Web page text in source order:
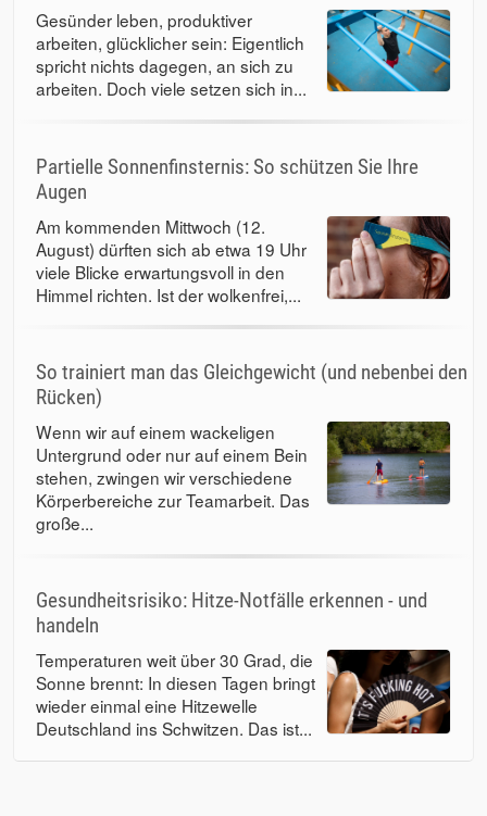
Gesünder leben, produktiver
arbeiten, glücklicher sein: Eigentlich
spricht nichts dagegen, an sich zu
arbeiten. Doch viele setzen sich in...
Partielle Sonnenfinsternis: So schützen Sie Ihre
Augen
Am kommenden Mittwoch (12.
August) dürften sich ab etwa 19 Uhr
viele Blicke erwartungsvoll in den
Himmel richten. Ist der wolkenfrei,...
So trainiert man das Gleichgewicht (und nebenbei den
Rücken)
Wenn wir auf einem wackeligen
Untergrund oder nur auf einem Bein
stehen, zwingen wir verschiedene
Körperbereiche zur Teamarbeit. Das
große...
Gesundheitsrisiko: Hitze-Notfälle erkennen - und
handeln
Temperaturen weit über 30 Grad, die
Sonne brennt: In diesen Tagen bringt
wieder einmal eine Hitzewelle
Deutschland ins Schwitzen. Das ist...